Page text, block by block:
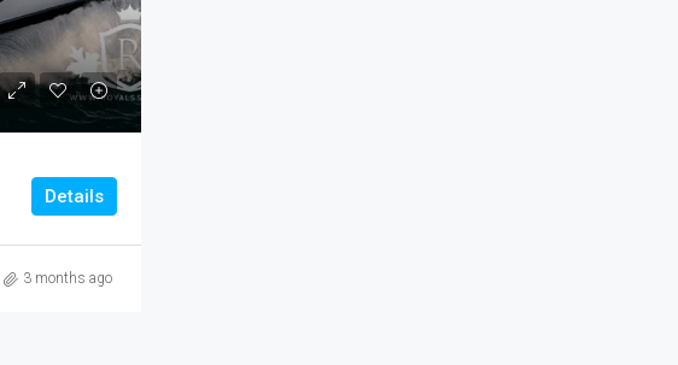
Details
3 months ago